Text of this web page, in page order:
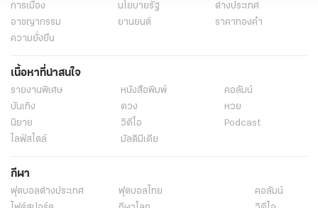
การเมือง
นโยบายรัฐ
ต่างประเทศ
อาชญากรรม
ยานยนต์
ราคาทองคำ
ความยั่งยืน
เนื้อหาที่น่าสนใจ
รายงานพิเศษ หนังสือพิมพ์
คอลัมน์
บันเทิง
ดวง
หวย
นิยาย
วิดีโอ
Podcast
ไลฟ์สไตล์
มัลติมีเดีย
กีฬา
ฟุตบอลต่่างประเทศ ฟุตบอลไทย
คอลัมน์